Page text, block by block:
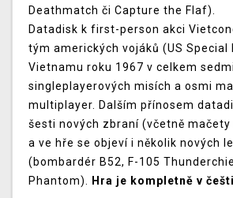
Deathmatch či Capture the Flaf).
Datadisk k first-person akci
tým amerických vojáků (US Special
Vietnamu roku 1967 v celkem sedmi
singleplayerových misích a osmi
multiplayer. Dalším přínosem
šesti nových zbraní (včetně
a ve hře se objeví i několik nových
(bombardér B52, F-105
Phantom). Hra je kompletně v